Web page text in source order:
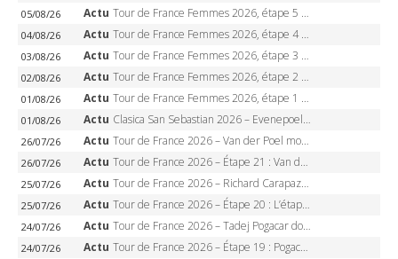
05/08/26 Actu Tour de France Femmes 2026, étape 5 – Demi Vollering gagne à Belleville, Reusser en jaune, Ferrand-Prévot coule
04/08/26 Actu Tour de France Femmes 2026, étape 4 – Marlen Reusser écrase le chrono, Ferrand-Prévot en crise
03/08/26 Actu Tour de France Femmes 2026, étape 3 – Sigrid Haugset en solitaire, 88 km d’échappée, maillot jaune
02/08/26 Actu Tour de France Femmes 2026, étape 2 – Lorena Wiebes doublé à Genève, Markus héroïque, 7e record
01/08/26 Actu Tour de France Femmes 2026, étape 1 – Lorena Wiebes intouchable à Lausanne, premier maillot jaune
01/08/26 Actu Clasica San Sebastian 2026 – Evenepoel recordman, 4e victoire, Carapaz battu au sprint
26/07/26 Actu Tour de France 2026 – Van der Poel monumental à Paris, Pogacar égale le record des cinq sacres
26/07/26 Actu Tour de France 2026 – Étape 21 : Van der Poel, Pogacar, qui succédera à Wout van Aert sur les Champs-Elysées ?
25/07/26 Actu Tour de France 2026 – Richard Carapaz roi des Alpes, doublé et maillot à pois, Seixas perd le podium
25/07/26 Actu Tour de France 2026 – Étape 20 : L’étape reine, Galibier, Sarenne, Alpe d’Huez, qui succédera à Pogacar ?
24/07/26 Actu Tour de France 2026 – Tadej Pogacar dompte l’Alpe d’Huez, 5e victoire, record de Pantani pulvérisé
24/07/26 Actu Tour de France 2026 – Étape 19 : Pogacar peut-il enfin dompter l’Alpe d’Huez ?